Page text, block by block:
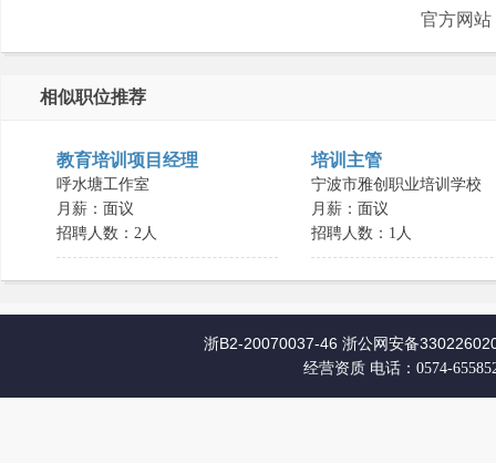
官方网站
相似职位推荐
教育培训项目经理
呼水塘工作室
月薪：面议
招聘人数：2人
培训主管
宁波市雅创职业培训学校
月薪：面议
招聘人数：1人
浙B2-20070037-46 浙公网安备
经营资质 电话：0574-